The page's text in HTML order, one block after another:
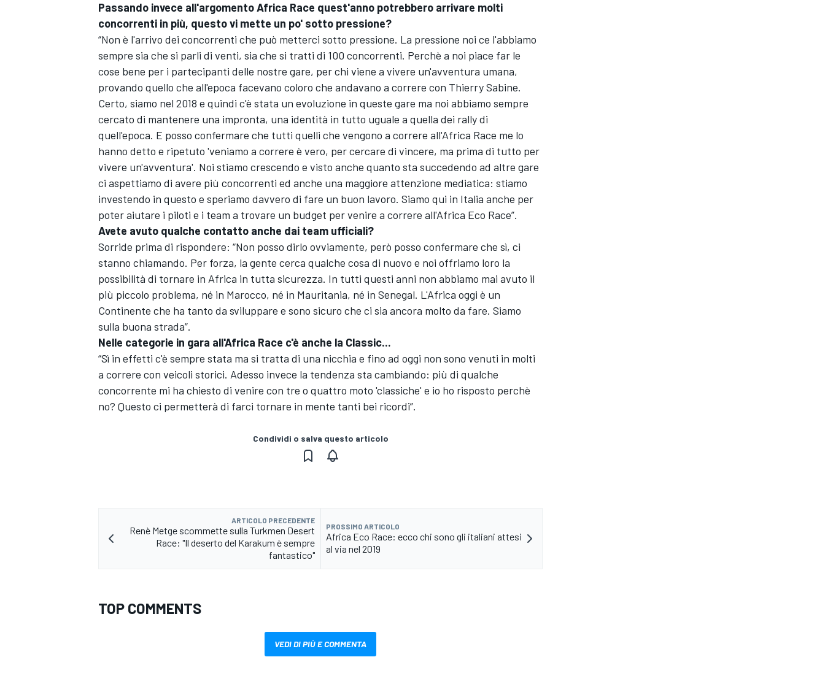
ENDURANCE/GT
Passando invece all'argomento Africa Race quest'anno potrebbero arrivare molti
concorrenti in più, questo vi mette un po' sotto pressione?
“Non è l'arrivo dei concorrenti che può metterci sotto pressione. La pressione noi ce l'abbiamo
sempre sia che si parli di venti, sia che si tratti di 100 concorrenti. Perchè a noi piace far le
cose bene per i partecipanti delle nostre gare, per chi viene a vivere un'avventura umana,
provando quello che all'epoca facevano coloro che andavano a correre con Thierry Sabine.
Certo, siamo nel 2018 e quindi c'è stata un evoluzione in queste gare ma noi abbiamo sempre
cercato di mantenere una impronta, una identità in tutto uguale a quella dei rally di
quell'epoca. E posso confermare che tutti quelli che vengono a correre all'Africa Race me lo
hanno detto e ripetuto 'veniamo a correre è vero, per cercare di vincere, ma prima di tutto per
vivere un'avventura'. Noi stiamo crescendo e visto anche quanto sta succedendo ad altre gare
ci aspettiamo di avere più concorrenti ed anche una maggiore attenzione mediatica: stiamo
investendo in questo e speriamo davvero di fare un buon lavoro. Siamo qui in Italia anche per
poter aiutare i piloti e i team a trovare un budget per venire a correre all'Africa Eco Race”.
Avete avuto qualche contatto anche dai team ufficiali?
Sorride prima di rispondere: “Non posso dirlo ovviamente, però posso confermare che sì, ci
stanno chiamando. Per forza, la gente cerca qualche cosa di nuovo e noi offriamo loro la
possibilità di tornare in Africa in tutta sicurezza. In tutti questi anni non abbiamo mai avuto il
più piccolo problema, né in Marocco, né in Mauritania, né in Senegal. L'Africa oggi è un
Continente che ha tanto da sviluppare e sono sicuro che ci sia ancora molto da fare. Siamo
sulla buona strada”.
Nelle categorie in gara all'Africa Race c'è anche la Classic...
“Sì in effetti c'è sempre stata ma si tratta di una nicchia e fino ad oggi non sono venuti in molti
a correre con veicoli storici. Adesso invece la tendenza sta cambiando: più di qualche
concorrente mi ha chiesto di venire con tre o quattro moto 'classiche' e io ho risposto perchè
no? Questo ci permetterà di farci tornare in mente tanti bei ricordi”.
Condividi o salva questo articolo
ARTICOLO PRECEDENTE
Renè Metge scommette sulla Turkmen Desert
Race: "Il deserto del Karakum è sempre
fantastico"
PROSSIMO ARTICOLO
Africa Eco Race: ecco chi sono gli italiani attesi
al via nel 2019
TOP COMMENTS
VEDI DI PIÙ E COMMENTA